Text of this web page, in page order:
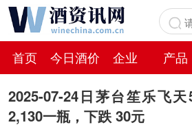
首页 今日酒价 企业 产品
百科
2025-07-24日茅台笙乐飞
2,130一瓶，下跌 30元